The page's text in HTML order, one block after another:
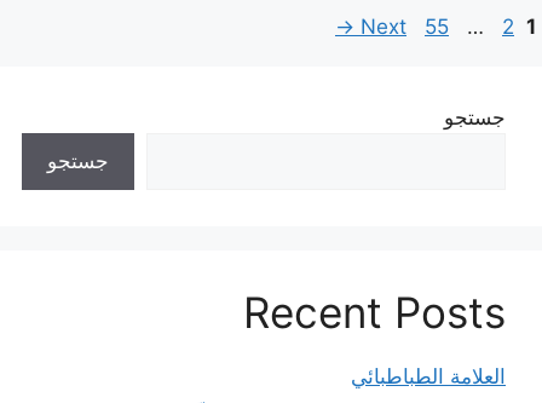
ناوبری
Page
1
Page
2
…
Page
55
Next
→
جستجو
جستجو
Recent Posts
العلامة الطباطبائي